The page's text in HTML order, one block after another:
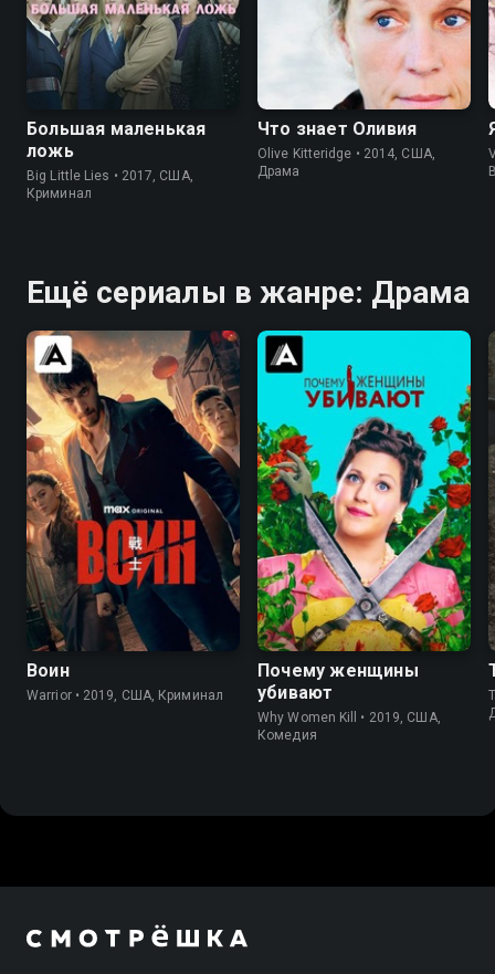
8.2 8.4
Большая маленькая
ложь
Big Little Lies • 2017, США,
Криминал
Что знает Оливия
Olive Kitteridge • 2014, США,
Драма
Ещё сериалы в жанре: Драма
8.2 8.4
Воин
Warrior • 2019, США, Криминал
8.3 8.3
Почему женщины
убивают
Why Women Kill • 2019, США,
Комедия